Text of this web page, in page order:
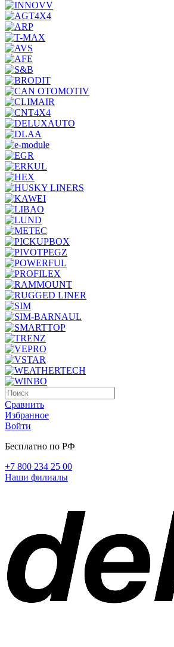
Сравнить
Избранное
Войти
Бесплатно по РФ
+7 800 234 25 00
Наши филиалы